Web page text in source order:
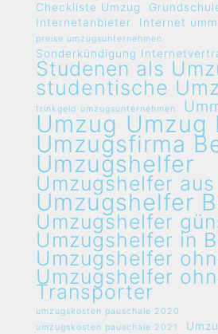
Checkliste Umzug
Internetanbieter
Internet
preise umzugsunternehmen
Sonderkündigung
Studenen als
studentische
trinkgeld umzugsunternehmen
Umzug Umzug
Umzugsfirma
Umzugshelfer
Umzugshelfer
Umzugshelfer
Umzugshelfer
Umzugshelfer in
Umzugshelfer
Umzugshelfer
Transporter
umzugskosten pauschale 2020
umzugskosten pauschale 2021